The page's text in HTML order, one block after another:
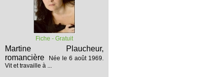
Fiche - Gratuit
Martine Plaucheur,
romancière
Née le 6 août 1969.
Vit et travaille à ...